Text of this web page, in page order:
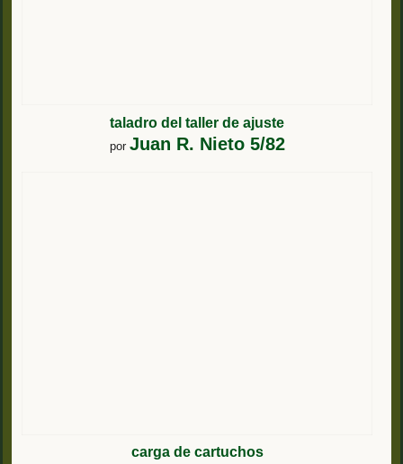
taladro del taller de ajuste
por Juan R. Nieto 5/82
carga de cartuchos